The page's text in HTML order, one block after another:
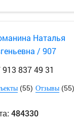
Наталья
/ 907
913 837 49 31
(55) Отзывы(55)
484330